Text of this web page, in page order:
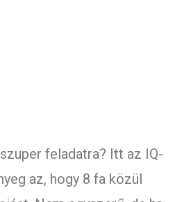
feladatra? Itt az IQ-
az, hogy 8 fa közül